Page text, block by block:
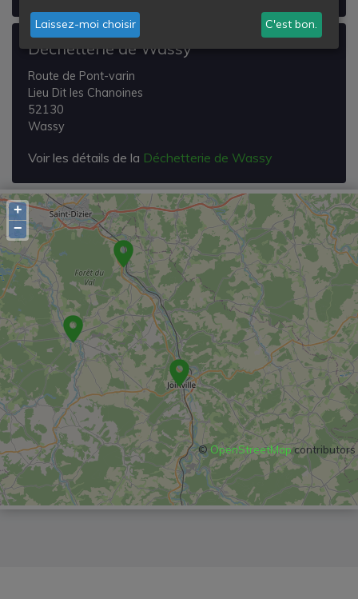
Déchetterie de Wassy
Route de Pont-varin
Lieu Dit les Chanoines
52130
Wassy
Voir les détails de la Déchetterie de Wassy
+
−
© OpenStreetMapcontributors
Laissez-moi choisir C'est bon.